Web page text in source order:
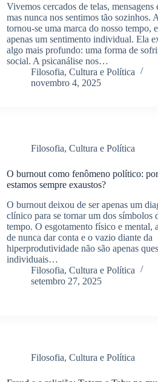
Vivemos cercados de telas, mensagens
mas nunca nos sentimos tão sozinhos.
tornou-se uma marca do nosso tempo,
apenas um sentimento individual. Ela
algo mais profundo: uma forma de
social. A psicanálise nos…
Filosofia, Cultura e Política
novembro 4, 2025
Filosofia, Cultura e Política
O burnout como fenômeno político:
estamos sempre exaustos?
O burnout deixou de ser apenas um
clínico para se tornar um dos símbolos
tempo. O esgotamento físico e mental,
de nunca dar conta e o vazio diante da
hiperprodutividade não são apenas
individuais…
Filosofia, Cultura e Política
setembro 27, 2025
Filosofia, Cultura e Política